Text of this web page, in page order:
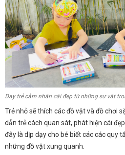
Dạy trẻ cảm nhận cái đẹp từ những sự vật
Trẻ nhỏ sẽ thích các đồ vật và đồ chơi
dẫn trẻ cách quan sát, phát hiện cái
đây là dịp dạy cho bé biết các các quy
những đồ vật xung quanh.